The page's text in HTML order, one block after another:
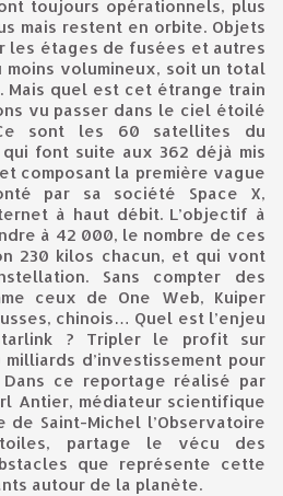
toujours opérationnels, plus
mais restent en orbite. Objets
les étages de fusées et autres
moins volumineux, soit un total
Mais quel est cet étrange train
vu passer dans le ciel étoilé
sont les 60 satellites du
qui font suite aux 362 déjà mis
composant la première vague
par sa société Space X,
à haut débit. L’objectif à
à 42 000, le nombre de ces
230 kilos chacun, et qui vont
Sans compter des
ceux de One Web, Kuiper
chinois… Quel est l’enjeu
? Tripler le profit sur
d’investissement pour
ce reportage réalisé par
Antier, médiateur scientifique
de Saint-Michel l’Observatoire
partage le vécu des
que représente cette
autour de la planète.